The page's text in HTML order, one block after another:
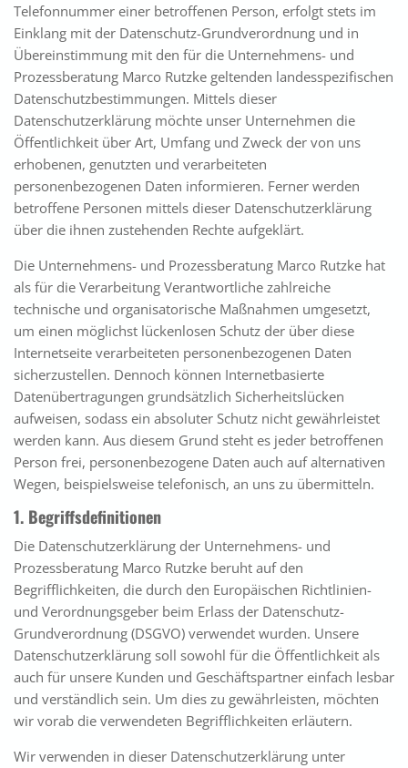
Telefonnummer einer betroffenen Person, erfolgt stets im
Einklang mit der Datenschutz-Grundverordnung und in
Übereinstimmung mit den für die Unternehmens- und
Prozessberatung Marco Rutzke geltenden landesspezifischen
Datenschutzbestimmungen. Mittels dieser
Datenschutzerklärung möchte unser Unternehmen die
Öffentlichkeit über Art, Umfang und Zweck der von uns
erhobenen, genutzten und verarbeiteten
personenbezogenen Daten informieren. Ferner werden
betroffene Personen mittels dieser Datenschutzerklärung
über die ihnen zustehenden Rechte aufgeklärt.
Die Unternehmens- und Prozessberatung Marco Rutzke hat
als für die Verarbeitung Verantwortliche zahlreiche
technische und organisatorische Maßnahmen umgesetzt,
um einen möglichst lückenlosen Schutz der über diese
Internetseite verarbeiteten personenbezogenen Daten
sicherzustellen. Dennoch können Internetbasierte
Datenübertragungen grundsätzlich Sicherheitslücken
aufweisen, sodass ein absoluter Schutz nicht gewährleistet
werden kann. Aus diesem Grund steht es jeder betroffenen
Person frei, personenbezogene Daten auch auf alternativen
Wegen, beispielsweise telefonisch, an uns zu übermitteln.
1. Begriffsdefinitionen
Die Datenschutzerklärung der Unternehmens- und
Prozessberatung Marco Rutzke beruht auf den
Begrifflichkeiten, die durch den Europäischen Richtlinien-
und Verordnungsgeber beim Erlass der Datenschutz-
Grundverordnung (DSGVO) verwendet wurden. Unsere
Datenschutzerklärung soll sowohl für die Öffentlichkeit als
auch für unsere Kunden und Geschäftspartner einfach lesbar
und verständlich sein. Um dies zu gewährleisten, möchten
wir vorab die verwendeten Begrifflichkeiten erläutern.
Wir verwenden in dieser Datenschutzerklärung unter